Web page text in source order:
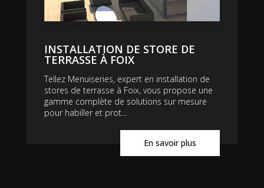
INSTALLATION DE STORE DE
TERRASSE À FOIX
Tellez Menuiseries, expert en installation de
stores de terrasse à Foix, vous propose une
gamme complète de solutions sur mesure
pour habiller et prot...
En savoir plus